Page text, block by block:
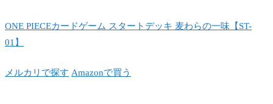
ONE PIECEカードゲーム スタートデッキ 麦わらの一味【ST-
01】
メルカリで探す Amazonで買う